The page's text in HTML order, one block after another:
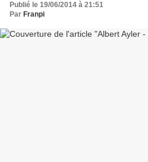
Publié le 19/06/2014 à 21:51
Par Franpi